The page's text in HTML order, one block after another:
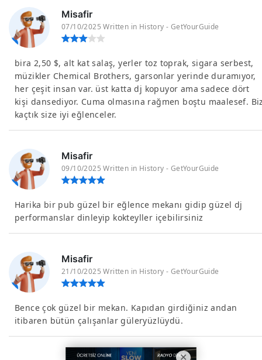
Misafir
07/10/2025 Written in History - GetYourGuide
bira 2,50 $, alt kat salaş, yerler toz toprak, sigara serbest,
müzikler Chemical Brothers, garsonlar yerinde duramıyor,
her çeşit insan var. üst katta dj kopuyor ama sadece dört
kişi dansediyor. Cuma olmasına rağmen boştu maalesef.
kaçtık size iyi eğlenceler.
Misafir
09/10/2025 Written in History - GetYourGuide
Harika bir pub güzel bir eğlence mekanı gidip güzel dj
performanslar dinleyip kokteyller içebilirsiniz
Misafir
21/10/2025 Written in History - GetYourGuide
Bence çok güzel bir mekan. Kapıdan girdiğiniz andan
itibaren bütün çalışanlar güleryüzlüydü.